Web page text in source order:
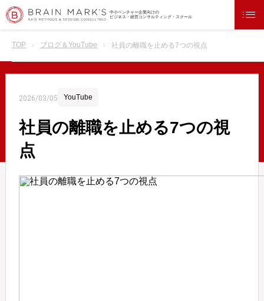
中小ベンチャー企業向けの
ビジネス・経営コンサルティング・スクール
TOP ブログ＆YouTube 社員の離職を止める7つの視点
2026/03/05 YouTube
社員の離職を止める7つの視
点